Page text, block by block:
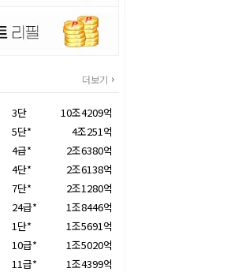
더보기
3단
10조4209억
5단*
4조251억
4급*
2조6380억
4단*
2조6138억
7단*
2조1280억
24급*
1조8446억
1단*
1조5691억
10급*
1조5020억
11급*
1조4399억